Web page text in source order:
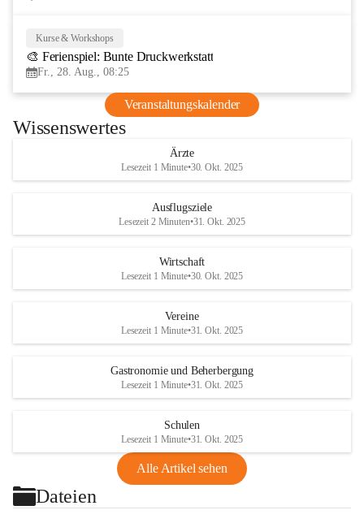
Kurse & Workshops
🎨 Ferienspiel: Bunte Druckwerkstatt
Fr., 28. Aug., 08:25
Veranstaltungskalender
Wissenswertes
Ärzte
Lesezeit 1 Minute•30. Okt. 2025
Ausflugsziele
Lesezeit 2 Minuten•31. Okt. 2025
Wirtschaft
Lesezeit 1 Minute•30. Okt. 2025
Vereine
Lesezeit 1 Minute•31. Okt. 2025
Gastronomie und Beherbergung
Lesezeit 1 Minute•31. Okt. 2025
Schulen
Lesezeit 1 Minute•31. Okt. 2025
Alle Artikel sehen
Dateien